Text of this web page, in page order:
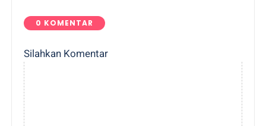
0 KOMENTAR
Silahkan Komentar